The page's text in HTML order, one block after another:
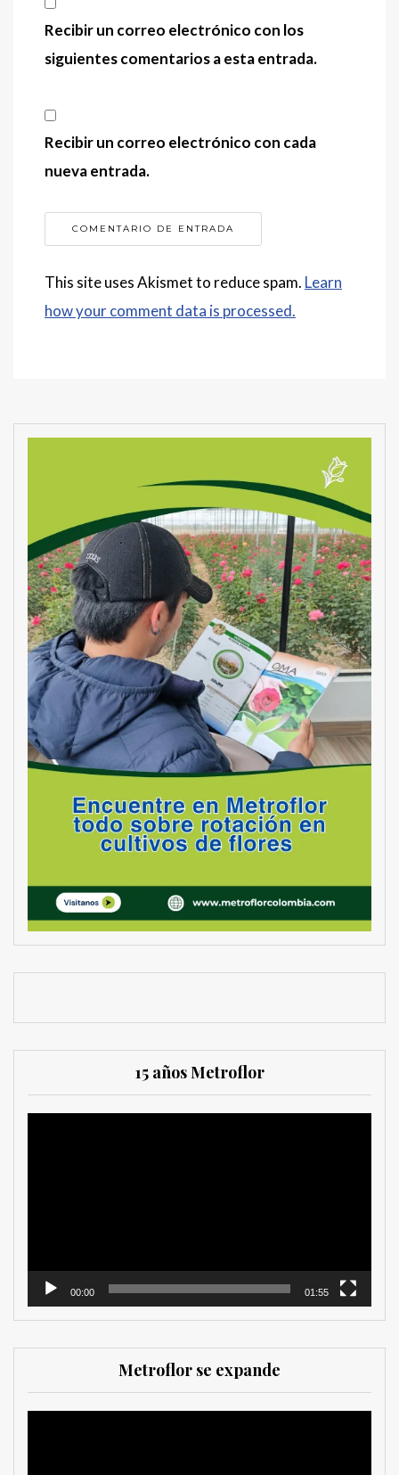
Recibir un correo electrónico con los
siguientes comentarios a esta entrada.
Recibir un correo electrónico con cada
nueva entrada.
This site uses Akismet to reduce spam. Learn
how your comment data is processed.
15 años Metroflor
00:00 01:55
Metroflor se expande